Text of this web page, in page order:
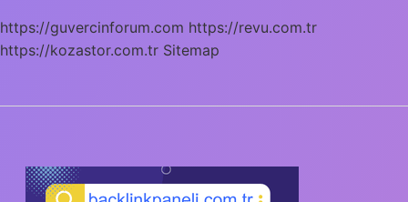
https://guvercinforum.com https://revu.com.tr
https://kozastor.com.tr Sitemap
SIDEBAR